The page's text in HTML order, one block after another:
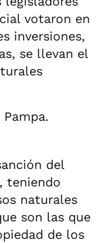
votaron en
inversiones,
se llevan el
del
teniendo
naturales
son las que
de los